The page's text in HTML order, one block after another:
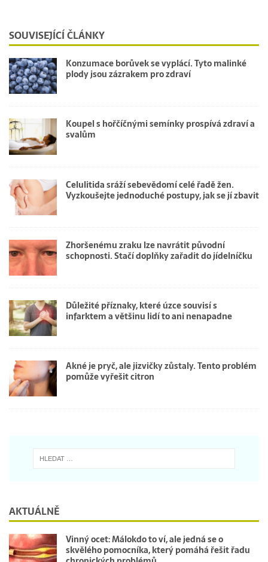
SOUVISEJÍCÍ ČLÁNKY
Konzumace borůvek se vyplácí. Tyto malinké
plody jsou zázrakem pro zdraví
Koupel s hořčíčnými semínky prospívá zdraví a
svalům
Celulitida sráží sebevědomí celé řadě žen.
Vyzkoušejte jednoduché postupy, jak se jí zbavit
Zhoršenému zraku lze navrátit původní
schopnosti. Stačí doplňky zařadit do jídelníčku
Důležité příznaky, které úzce souvisí s
infarktem a většinu lidí to ani nenapadne
Akné je pryč, ale jizvičky zůstaly. Tento problém
pomůže vyřešit citron
AKTUÁLNĚ
Vinný ocet: Málokdo to ví, ale jedná se o
skvělého pomocníka, který pomáhá řešit řadu